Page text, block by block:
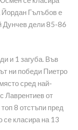
Йордан Гълъбов е
Дунчев дели 85-86
и 1 загуба. Във
ни победи Пиетро
сред най-
Лаврентиев от
8 отстъпи пред
се класира на 13